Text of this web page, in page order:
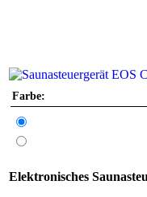
Farbe:
Elektronisches